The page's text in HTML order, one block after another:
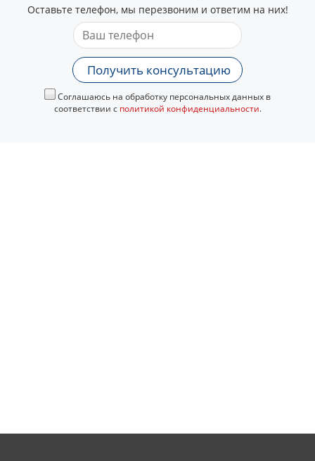
Оставьте телефон, мы перезвоним и ответим на них!
Получить консультацию
Соглашаюсь на обработку персональных данных в
соответствии с политикой конфиденциальности.